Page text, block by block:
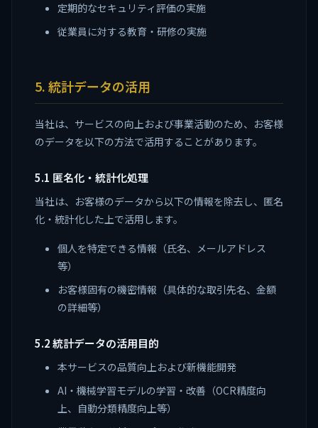
定期的なセキュリティ評価の実施
従業員に対する教育・研修の実施
5. 統計データの活用
当社は、サービスの向上および事業活動のため、お客様
のデータを以下の方法で活用することがあります。
5.1 匿名化・統計化処理
当社は、お客様のデータから以下の情報を除去し、匿名
化・統計化した上で活用します。
個人を特定できる情報（氏名、メールアドレス
等）
お客様固有の機密情報（具体的な取引先名、金額
の詳細等）
5.2 統計データの活用目的
本サービスの品質向上および新機能開発
AI・機械学習モデルの学習・改善（OCR精度向
上、自動分類精度向上等）